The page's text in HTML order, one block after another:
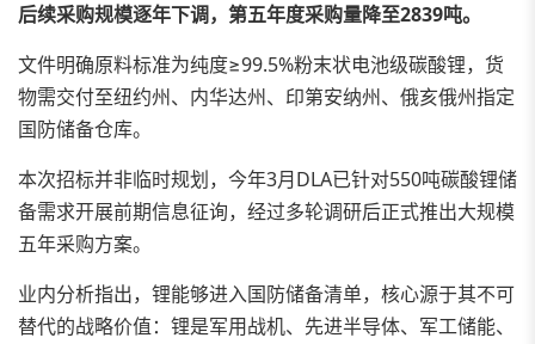
后续采购规模逐年下调，第五年度采购量降至2839吨。
文件明确原料标准为纯度≥99.5%粉末状电池级碳酸锂，货
物需交付至纽约州、内华达州、印第安纳州、俄亥俄州指定
国防储备仓库。
本次招标并非临时规划，今年3月DLA已针对550吨碳酸锂储
备需求开展前期信息征询，经过多轮调研后正式推出大规模
五年采购方案。
业内分析指出，锂能够进入国防储备清单，核心源于其不可
替代的战略价值：锂是军用战机、先进半导体、军工储能、